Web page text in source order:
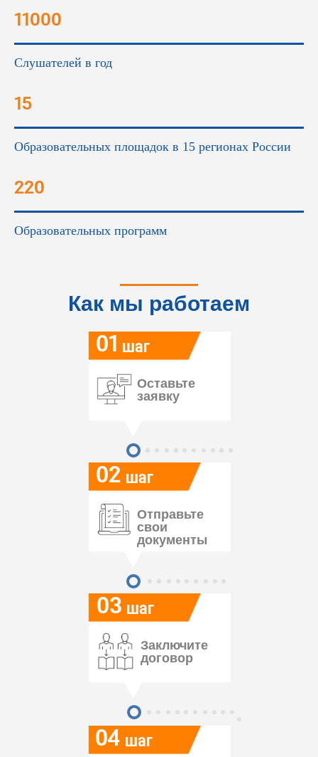
11000
Слушателей в год
15
Образовательных площадок в 15 регионах России
220
Образовательных программ
Как мы работаем
04
03
02
01
Оставьте
заявку
шаг
шаг
шаг
шаг
Отправьте
свои
документы
Заключите
договор